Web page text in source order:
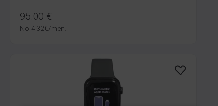
95.00 €
No 4.32€/mēn.